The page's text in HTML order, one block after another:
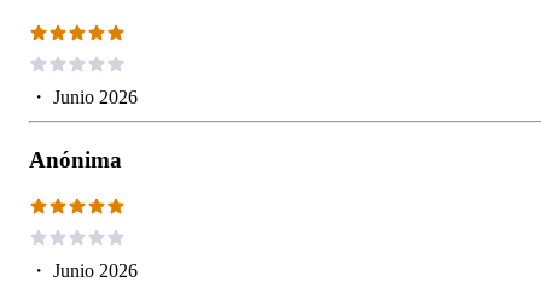
・ Junio 2026
Anónima
・ Junio 2026